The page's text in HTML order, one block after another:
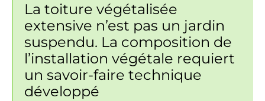
La toiture végétalisée
extensive n’est pas un jardin
suspendu. La composition de
l’installation végétale requiert
un savoir-faire technique
développé